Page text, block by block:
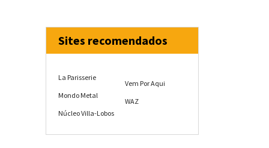
Sites recomendados
La Parisserie
Mondo Metal
Núcleo Villa-Lobos
Vem Por Aqui
WAZ